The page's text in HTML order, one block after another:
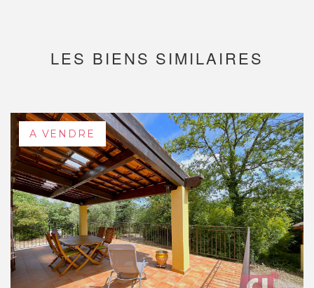
LES BIENS SIMILAIRES
A VENDRE